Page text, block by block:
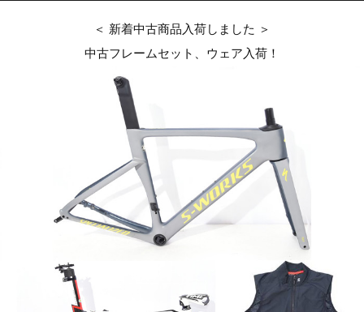
＜ 新着中古商品入荷しました ＞
中古フレームセット、ウェア入荷！